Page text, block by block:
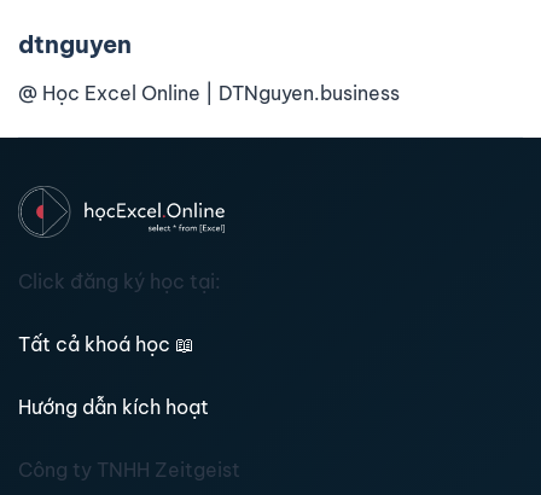
dtnguyen
@ Học Excel Online | DTNguyen.business
Click đăng ký học tại:
Tất cả khoá học 📖
Hướng dẫn kích hoạt
Công ty TNHH Zeitgeist